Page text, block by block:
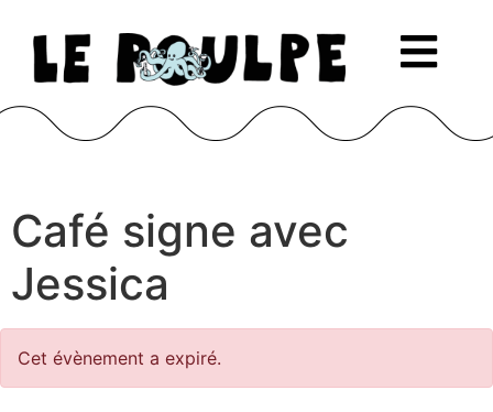
Café signe avec
Jessica
Cet évènement a expiré.